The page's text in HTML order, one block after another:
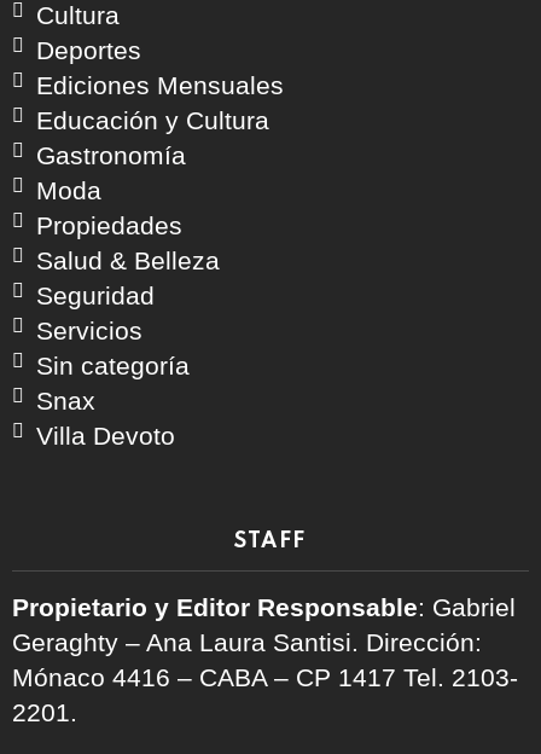
Cultura
Deportes
Ediciones Mensuales
Educación y Cultura
Gastronomía
Moda
Propiedades
Salud & Belleza
Seguridad
Servicios
Sin categoría
Snax
Villa Devoto
STAFF
Propietario y Editor Responsable: Gabriel
Geraghty – Ana Laura Santisi. Dirección:
Mónaco 4416 – CABA – CP 1417 Tel. 2103-
2201.